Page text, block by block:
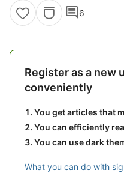
comment6
Register as a new
conveniently
You get articles that
You can efficiently
You can use dark
What you can do with